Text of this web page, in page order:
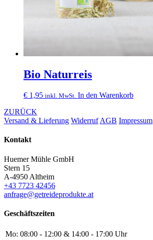
Bio Naturreis
€ 1,95 inkl. MwSt. In den Warenkorb
ZURÜCK
Versand & Lieferung Widerruf AGB Impressum
Kontakt
Huemer Mühle GmbH
Stern 15
A-4950 Altheim
+43 7723 42456
anfrage@getreideprodukte.at
Geschäftszeiten
Mo: 08:00 - 12:00 & 14:00 - 17:00 Uhr